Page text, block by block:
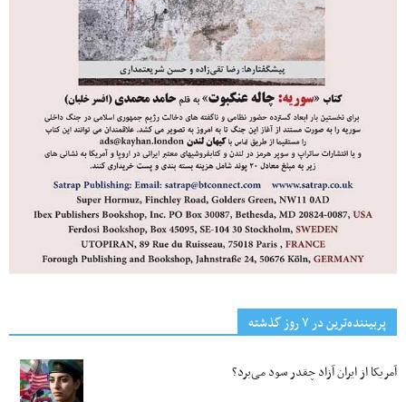
پربیننده‌ترین‌ در ۷ روز گذشته
آمریکا از ایران آزاد چقدر سود می‌برد؟